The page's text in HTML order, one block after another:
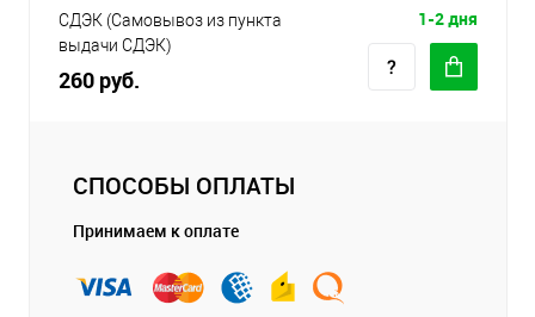
СДЭК (Самовывоз из пункта
выдачи СДЭК)
260 руб.
1-2 дня
СПОСОБЫ ОПЛАТЫ
Принимаем к оплате